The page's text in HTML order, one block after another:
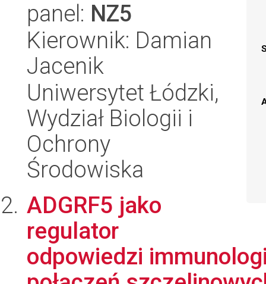
panel: NZ5
Kierownik: Damian
Jacenik
Uniwersytet Łódzki,
Wydział Biologii i
Ochrony
Środowiska
ADGRF5 jako
regulator
odpowiedzi